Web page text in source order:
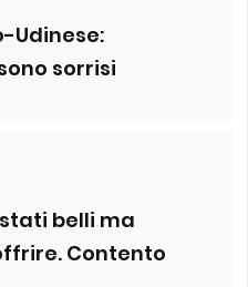
Udinese:
sorrisi
belli ma
Contento